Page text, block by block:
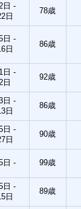
日 -
日
78歳
日 -
日
86歳
日 -
日
92歳
日 -
日
86歳
日 -
日
90歳
日 - 99歳
日 -
日
89歳